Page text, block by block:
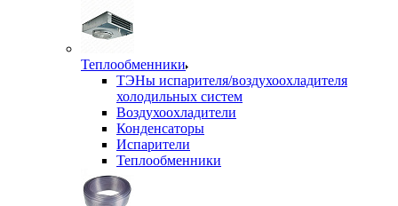
Теплообменники
ТЭНы испарителя/воздухоохладителя
холодильных систем
Воздухоохладители
Конденсаторы
Испарители
Теплообменники